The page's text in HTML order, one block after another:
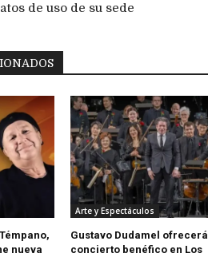
de uso de su sede
nueva
Arte y Espectáculos
Gustavo Dudamel ofrecerá
concierto benéfico en Los